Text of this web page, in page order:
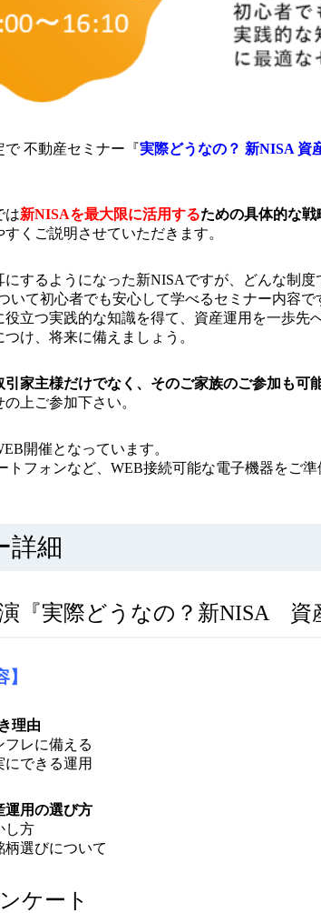
で 不動産セミナー 『実際どうなの？ 新NISA 資
は新NISAを最大限に活用するための具体的な
くご説明させていただきます。
にするようになった新NISAですが、どんな制
いて初心者でも安心して学べるセミナー内容で
役立つ実践的な知識を得て、資産運用を一歩先
け、将来に備えましょう。
引家主様だけでなく、そのご家族のご参加も可
上ご参加下さい。
開催となっています。
トフォンなど、WEB接続可能な電子機器をご準
詳細
『実際どうなの？新NISA 資
理由
フレに備える
にできる運用
運用の選び方
し方
柄選びについて
ケート